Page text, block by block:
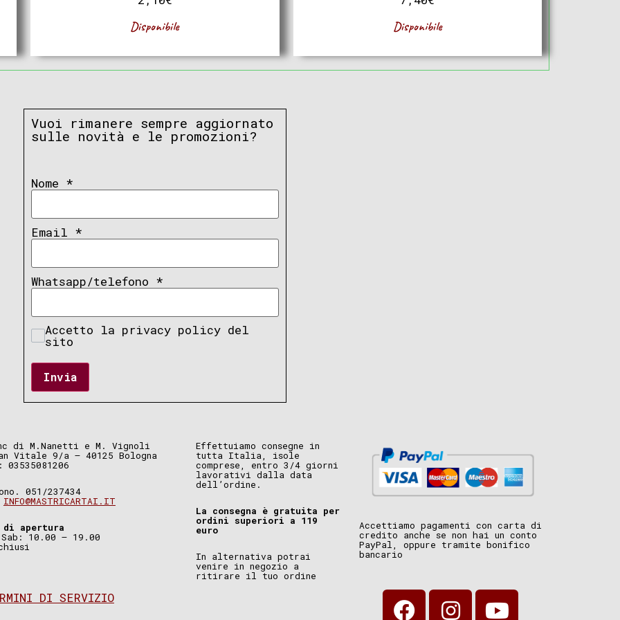
Disponibile Disponibile
Vuoi rimanere sempre aggiornato
sulle novità e le promozioni?
Nome *
Email *
Whatsapp/telefono *
Accetto la privacy policy del
sito
Invia
di M.Nanetti e M. Vignoli
Vitale 9/a – 40125 Bologna
051/237434
INFO@MASTRICARTAI.IT
di apertura
10.00 – 19.00
DI SERVIZIO
Effettuiamo consegne in
tutta Italia, isole
comprese, entro 3/4 giorni
lavorativi dalla data
dell’ordine.
La consegna è gratuita per
ordini superiori a 119
euro
In alternativa potrai
venire in negozio a
ritirare il tuo ordine
Accettiamo pagamenti con carta di
credito anche se non hai un conto
PayPal, oppure tramite bonifico
bancario